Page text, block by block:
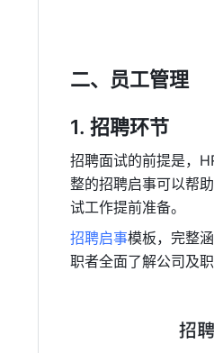
二、员工管理
招聘环节
招聘面试的前提是，
整的招聘启事可以帮
试工作提前准备。
招聘启事模板，完整
职者全面了解公司及